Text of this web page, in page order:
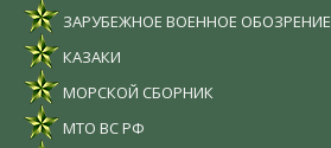
ЗАРУБЕЖНОЕ ВОЕННОЕ ОБОЗРЕНИЕ
КАЗАКИ
МОРСКОЙ СБОРНИК
МТО ВС РФ